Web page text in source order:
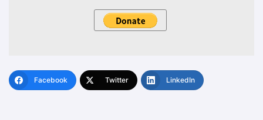
Facebook Twitter LinkedIn